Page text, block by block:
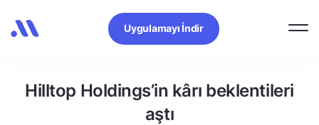
Uygulamayı İndir
Hilltop Holdings’in kârı beklentileri
aştı